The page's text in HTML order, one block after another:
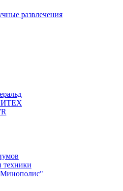
развлечения
техники